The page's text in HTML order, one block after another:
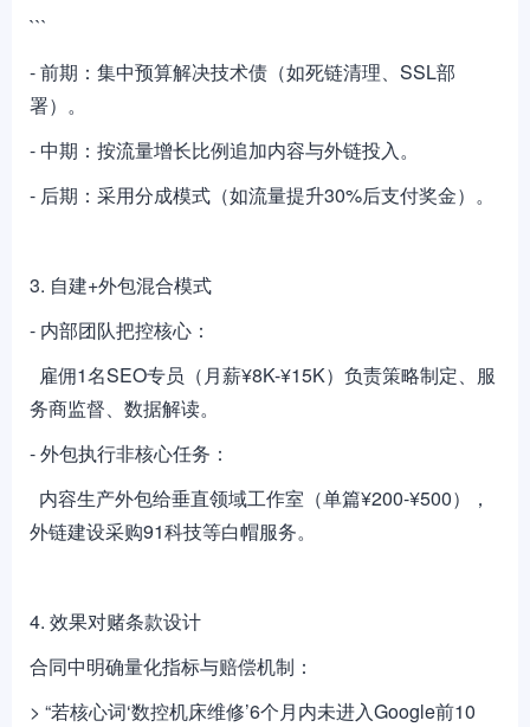
```
- 前期：集中预算解决技术债（如死链清理、SSL部
署）。
- 中期：按流量增长比例追加内容与外链投入。
- 后期：采用分成模式（如流量提升30%后支付奖金）。
3. 自建+外包混合模式
- 内部团队把控核心：
雇佣1名SEO专员（月薪¥8K-¥15K）负责策略制定、服
务商监督、数据解读。
- 外包执行非核心任务：
内容生产外包给垂直领域工作室（单篇¥200-¥500），
外链建设采购91科技等白帽服务。
4. 效果对赌条款设计
合同中明确量化指标与赔偿机制：
> “若核心词‘数控机床维修’6个月内未进入Google前10